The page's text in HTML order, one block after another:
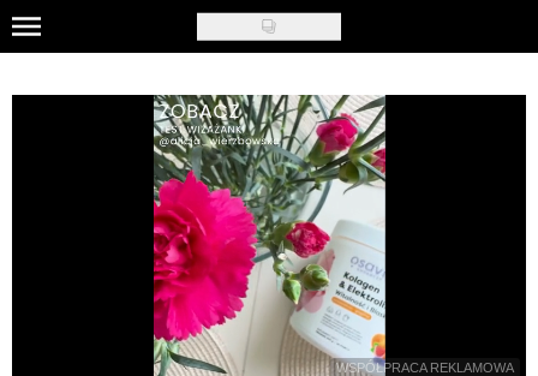
Skip
to
main
WSPÓŁPRACA REKLAMOWA